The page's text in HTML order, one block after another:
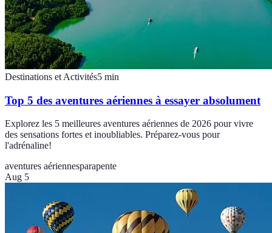
Destinations et Activités5 min
Top 5 des aventures aériennes à essayer absolument
Explorez les 5 meilleures aventures aériennes de 2026 pour vivre
des sensations fortes et inoubliables. Préparez-vous pour
l'adrénaline!
aventures aériennesparapente
Aug 5